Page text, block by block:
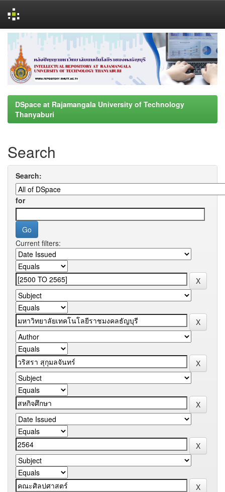
navigation
DSpace at Rajamangala University of Technology
Thanyaburi
Search
Search:
for
Current filters: